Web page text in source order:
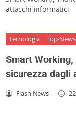
attacchi informatici
Tecnologia Top-News
Smart
sicurezza dagli
Flash News -